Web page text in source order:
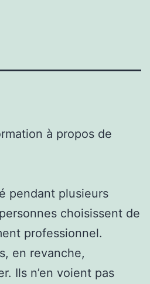
à propos de
pendant plusieurs
choisissent de
professionnel.
en revanche,
Ils n’en voient pas